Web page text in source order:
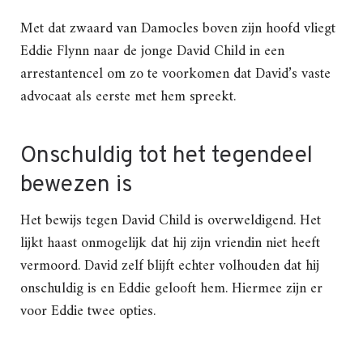
Met dat zwaard van Damocles boven zijn hoofd vliegt
Eddie Flynn naar de jonge David Child in een
arrestantencel om zo te voorkomen dat David’s vaste
advocaat als eerste met hem spreekt.
Onschuldig tot het tegendeel
bewezen is
Het bewijs tegen David Child is overweldigend. Het
lijkt haast onmogelijk dat hij zijn vriendin niet heeft
vermoord. David zelf blijft echter volhouden dat hij
onschuldig is en Eddie gelooft hem. Hiermee zijn er
voor Eddie twee opties.